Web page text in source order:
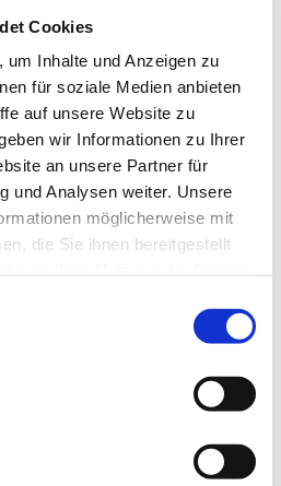
Cookies
Inhalte und Anzeigen zu
für soziale Medien anbieten
auf unsere Website zu
wir Informationen zu Ihrer
an unsere Partner für
und Analysen weiter. Unsere
möglicherweise mit
die Sie ihnen bereitgestellt